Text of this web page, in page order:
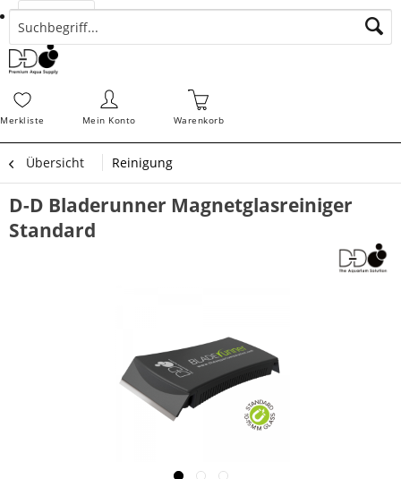
Suchen
Merkliste Mein Konto
Bestellungen Schnellerfassung
Warenkorb
Übersicht Reinigung
D-D Bladerunner Magnetglasreiniger
Standard